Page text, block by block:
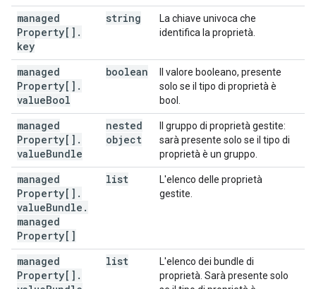
managed
Property[] .
key
string
La chiave univoca che
identifica la proprietà.
managed
Property[] .
valueBool
boolean
Il valore booleano, presente
solo se il tipo di proprietà è
bool.
managed
Property[] .
valueBundle
nested
object
Il gruppo di proprietà gestite:
sarà presente solo se il tipo di
proprietà è un gruppo.
managed
Property[] .
valueBundle .
managed
Property[]
list
L'elenco delle proprietà
gestite.
managed
Property[] .
list
L'elenco dei bundle di
proprietà. Sarà presente solo